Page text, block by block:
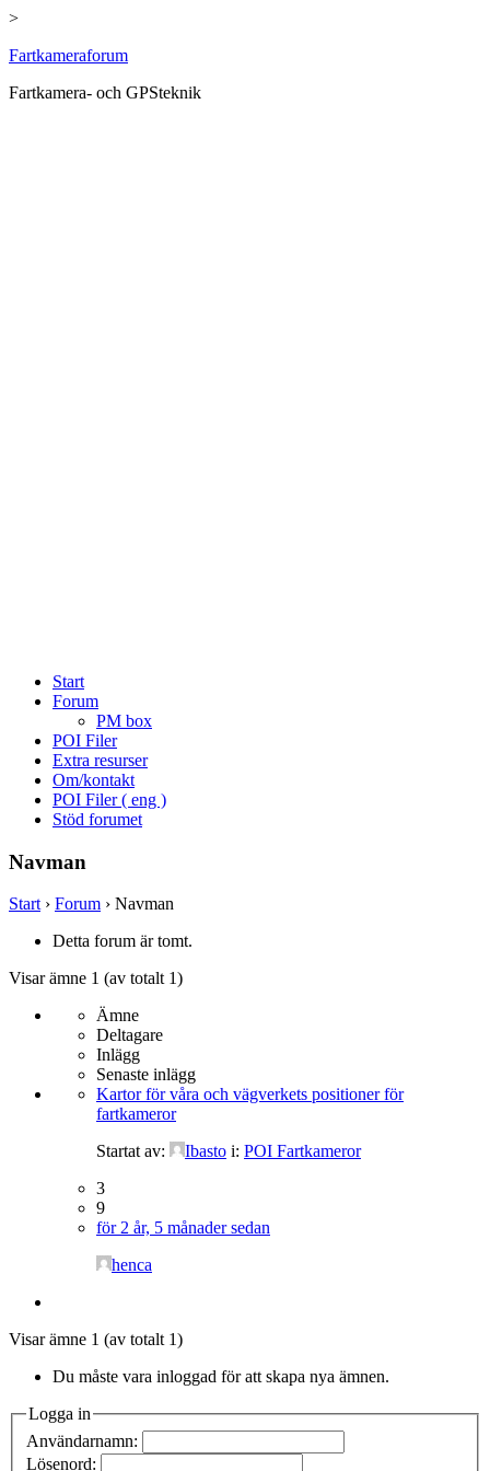
>
Hoppa
innehåll
Fartkameraforum
Fartkamera- och GPSteknik
Start
Forum
PM box
POI Filer
Extra resurser
Om/kontakt
POI Filer ( eng )
Stöd forumet
Navman
Start › Forum › Navman
Detta forum är tomt.
Visar ämne 1 (av totalt 1)
Ämne
Deltagare
Inlägg
Senaste inlägg
Kartor för våra och vägverkets positioner för
fartkameror
Startat av:
Ibasto i: POI Fartkameror
3
9
för 2 år, 5 månader sedan
henca
Visar ämne 1 (av totalt 1)
Du måste vara inloggad för att skapa nya ämnen.
Logga in
Användarnamn:
Lösenord: